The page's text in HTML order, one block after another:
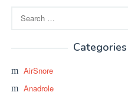
for:
Categories
AirSnore
Anadrole